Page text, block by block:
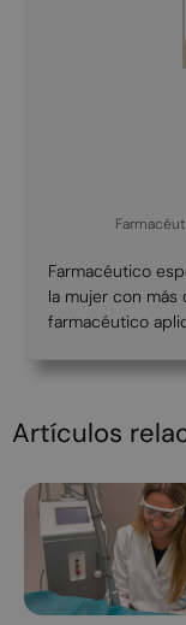
Farmacéutico
la mujer con
farmacéutico
Artículos